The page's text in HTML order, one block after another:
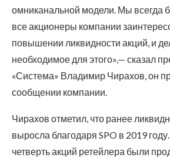
омниканальной модели. Мы всегда
все акционеры компании
повышении ликвидности акций, и
необходимое для этого»,— сказал
«Система» Владимир Чирахов, он
сообщении компании.
Чирахов отметил, что ранее
выросла благодаря SPO в 2019
четверть акций ретейлера были